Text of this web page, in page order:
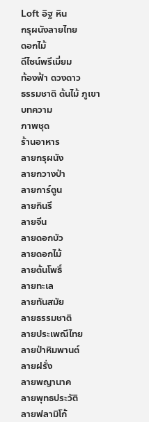
Loft อิฐ หิน
กรุผนังลายไทย
ดอกไม้
ดีไซน์พรีเมี่ยม
ท้องฟ้า ดวงดาว
ธรรมชาติ ต้นไม้ ภูเขา
บทความ
ภาพชุด
ร้านอาหาร
ลายกรุผนัง
ลายกวางป่า
ลายการ์ตูน
ลายกินรี
ลายจีน
ลายดอกบัว
ลายดอกไม้
ลายต้นโพธิ์
ลายทะเล
ลายทันสมัย
ลายธรรมชาติ
ลายประเพณีไทย
ลายป่าหิมพานต์
ลายฝรั่ง
ลายพญานาค
ลายพุทธประวัติ
ลายฟลามิโก้